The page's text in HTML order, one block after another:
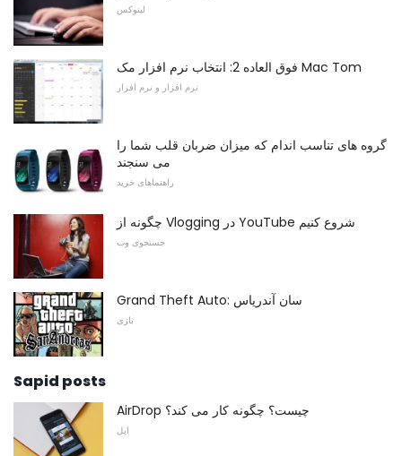
لینوکس
فوق العاده 2: انتخاب نرم افزار مک Mac Tom
نرم افزار و نرم افزار
گروه های تناسب اندام که میزان ضربان قلب شما را
می سنجند
راهنماهای خرید
چگونه از Vlogging در YouTube شروع کنیم
جستجوی وب
Grand Theft Auto: سان آندریاس
بازی
Sapid posts
AirDrop چیست؟ چگونه کار می کند؟
اپل